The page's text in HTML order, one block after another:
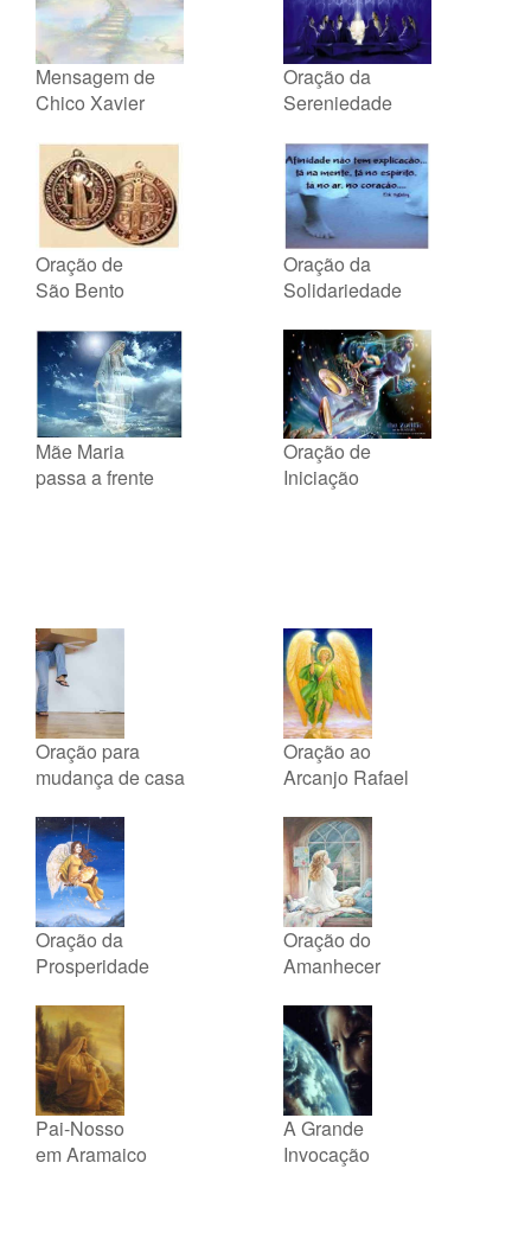
Mensagem de
Chico Xavier
Oração da
Sereniedade
Oração de
São Bento
Oração da
Solidariedade
Mãe Maria
passa a frente
Oração de
Iniciação
Oração para
mudança de casa
Oração ao
Arcanjo Rafael
Oração da
Prosperidade
Oração do
Amanhecer
Pai-Nosso
em Aramaico
A Grande
Invocação